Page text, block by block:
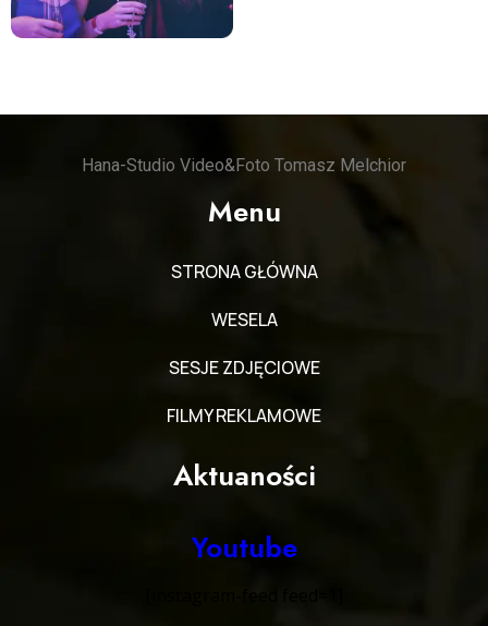
Hana-Studio Video&Foto Tomasz Melchior
Menu
STRONA GŁÓWNA
WESELA
SESJE ZDJĘCIOWE
FILMY REKLAMOWE
Aktuaności
Youtube